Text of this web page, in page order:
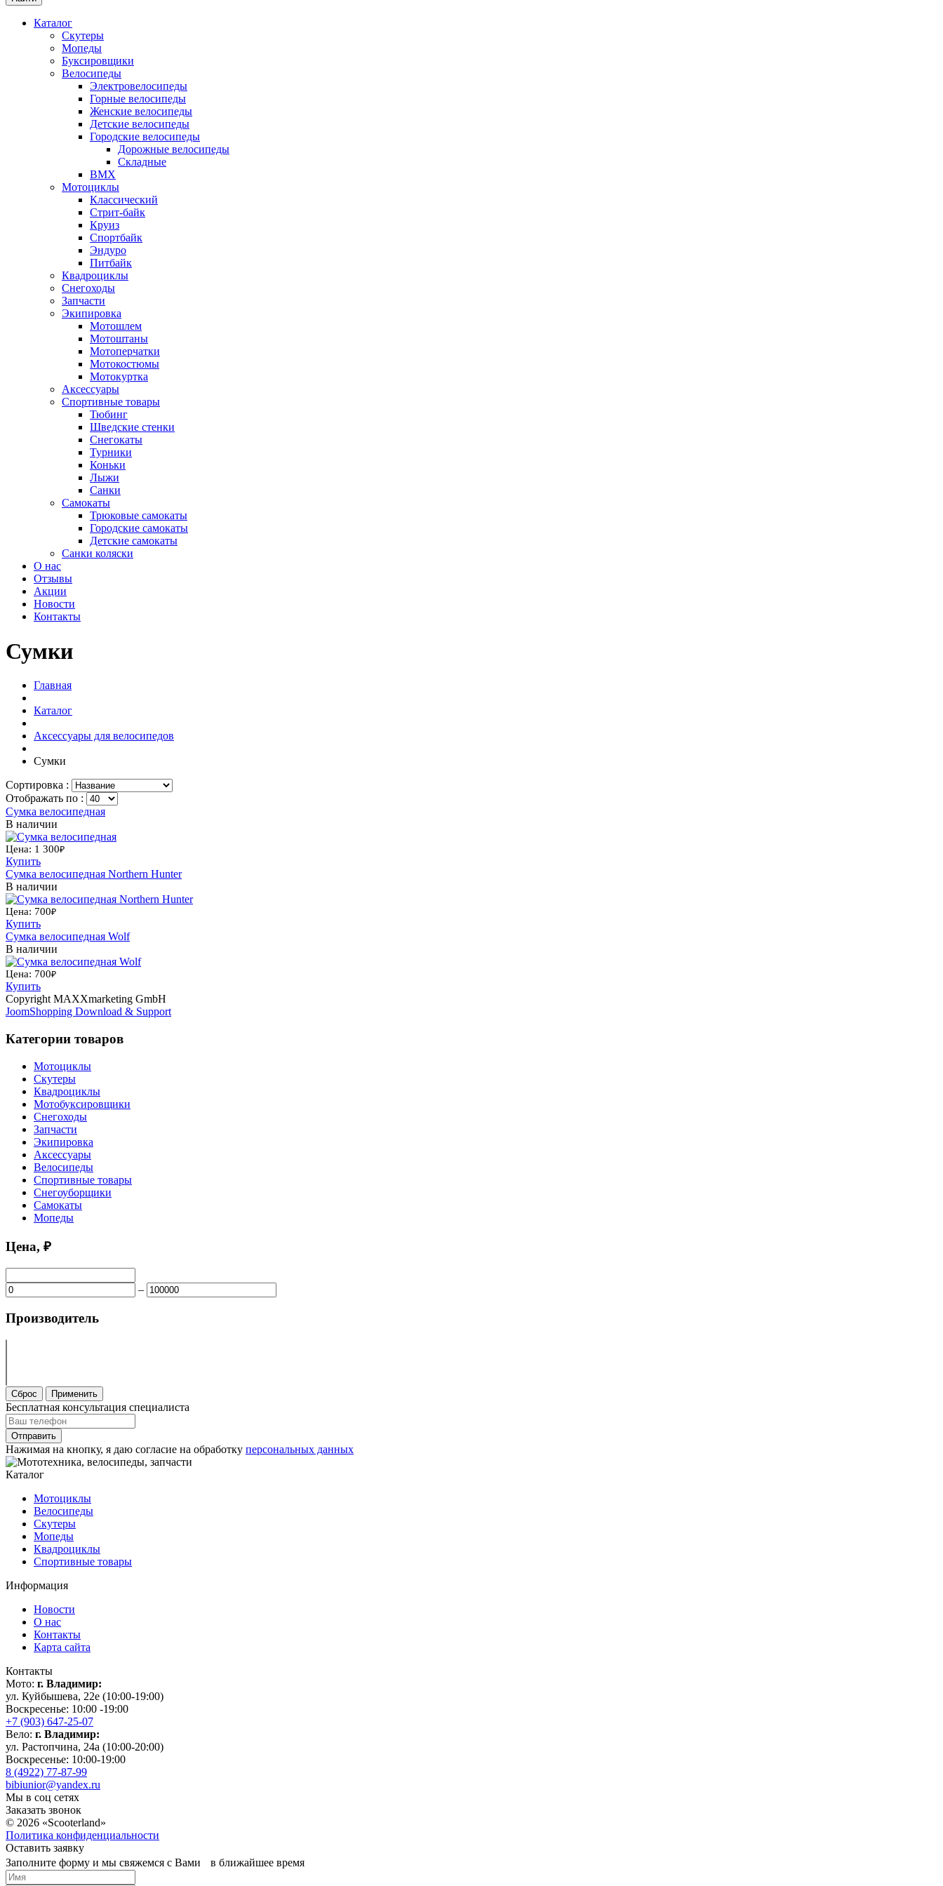
Каталог
Скутеры
Мопеды
Буксировщики
Велосипеды
Электровелосипеды
Горные велосипеды
Женские велосипеды
Детские велосипеды
Городские велосипеды
Дорожные велосипеды
Складные
BMX
Мотоциклы
Классический
Стрит-байк
Круиз
Спортбайк
Эндуро
Питбайк
Квадроциклы
Снегоходы
Запчасти
Экипировка
Мотошлем
Мотоштаны
Мотоперчатки
Мотокостюмы
Мотокуртка
Аксессуары
Спортивные товары
Тюбинг
Шведские стенки
Снегокаты
Турники
Коньки
Лыжи
Санки
Самокаты
Трюковые самокаты
Городские самокаты
Детские самокаты
Санки коляски
О нас
Отзывы
Акции
Новости
Контакты
Сумки
Главная
Каталог
Аксессуары для велосипедов
Сумки
Сортировка :
Отображать по :
Сумка велосипедная
В наличии
Цена: 1 300₽
Купить
Сумка велосипедная Northern Hunter
В наличии
Цена: 700₽
Купить
Сумка велосипедная Wolf
В наличии
Цена: 700₽
Купить
Copyright MAXXmarketing GmbH
JoomShopping Download & Support
Категории товаров
Мотоциклы
Скутеры
Квадроциклы
Мотобуксировщики
Снегоходы
Запчасти
Экипировка
Аксессуары
Велосипеды
Спортивные товары
Снегоуборщики
Самокаты
Мопеды
Цена, ₽
–
Производитель
Бесплатная консультация специалиста
Отправить
Нажимая на кнопку, я даю согласие на обработку персональных данных
Каталог
Мотоциклы
Велосипеды
Скутеры
Мопеды
Квадроциклы
Спортивные товары
Информация
Новости
О нас
Контакты
Карта сайта
Контакты
Мото: г. Владимир:
ул. Куйбышева, 22е (10:00-19:00)
Воскресенье: 10:00 -19:00
+7 (903) 647-25-07
Вело: г. Владимир:
ул. Растопчина, 24а (10:00-20:00)
Воскресенье: 10:00-19:00
8 (4922) 77-87-99
bibiunior@yandex.ru
Мы в соц сетях
Заказать звонок
© 2026 «Scooterland»
Политика конфиденциальности
Оставить заявку
Заполните форму и мы свяжемся с Вами в ближайшее время